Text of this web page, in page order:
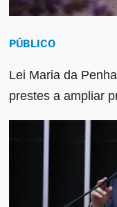
PÚBLICO
Lei Maria da
prestes a ampliar